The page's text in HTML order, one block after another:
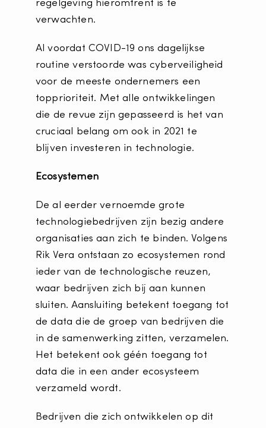
regelgeving hieromtrent is te
verwachten.
Al voordat COVID-19 ons dagelijkse
routine verstoorde was cyberveiligheid
voor de meeste ondernemers een
topprioriteit. Met alle ontwikkelingen
die de revue zijn gepasseerd is het van
cruciaal belang om ook in 2021 te
blijven investeren in technologie.
Ecosystemen
De al eerder vernoemde grote
technologiebedrijven zijn bezig andere
organisaties aan zich te binden. Volgens
Rik Vera ontstaan zo ecosystemen rond
ieder van de technologische reuzen,
waar bedrijven zich bij aan kunnen
sluiten. Aansluiting betekent toegang tot
de data die de groep van bedrijven die
in de samenwerking zitten, verzamelen.
Het betekent ook géén toegang tot
data die in een ander ecosysteem
verzameld wordt.
Bedrijven die zich ontwikkelen op dit